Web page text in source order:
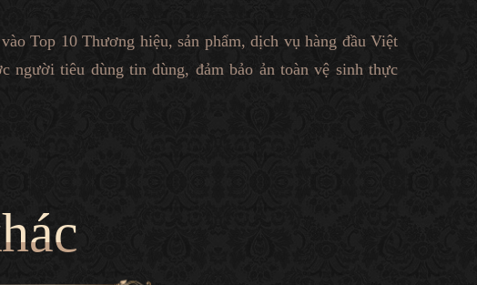
Top 10 Thương hiệu, sản phẩm, dịch vụ hàng đầu Việt
người tiêu dùng tin dùng, đảm bảo ản toàn vệ sinh thực